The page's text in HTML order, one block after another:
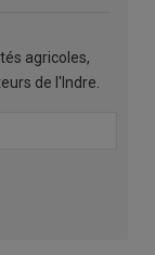
agricoles,
de l'Indre.